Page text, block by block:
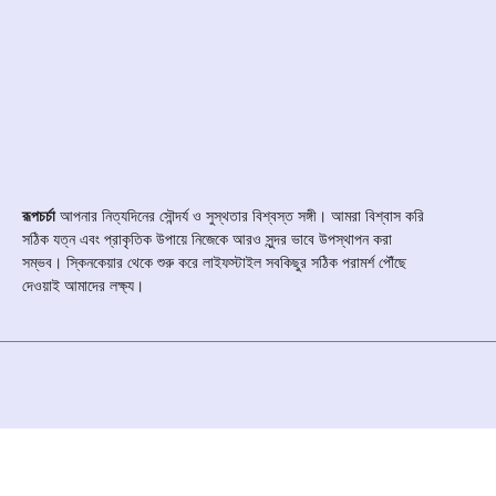
রূপচর্চাআপনার নিত্যদিনের সৌন্দর্য ও সুস্থতার বিশ্বস্ত সঙ্গী। আমরা বিশ্বাস করি
সঠিক যত্ন এবং প্রাকৃতিক উপায়ে নিজেকে আরও সুন্দর ভাবে উপস্থাপন করা
সম্ভব। স্কিনকেয়ার থেকে শুরু করে লাইফস্টাইল সবকিছুর সঠিক পরামর্শ পৌঁছে
দেওয়াই আমাদের লক্ষ্য।